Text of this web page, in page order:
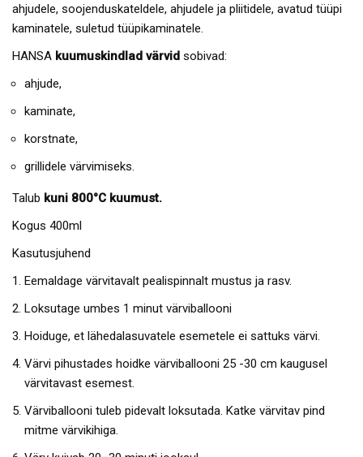
ahjudele, soojenduskateldele, ahjudele ja pliitidele, avatud tüüpi
kaminatele, suletud tüüpikaminatele.
HANSA kuumuskindlad värvid sobivad:
ahjude,
kaminate,
korstnate,
grillidele värvimiseks.
Talub kuni 800°C kuumust.
Kogus 400ml
Kasutusjuhend
Eemaldage värvitavalt pealispinnalt mustus ja rasv.
Loksutage umbes 1 minut värviballooni
Hoiduge, et lähedalasuvatele esemetele ei sattuks värvi.
Värvi pihustades hoidke värviballooni 25 -30 cm kaugusel
värvitavast esemest.
Värviballooni tuleb pidevalt loksutada. Katke värvitav pind
mitme värvikihiga.